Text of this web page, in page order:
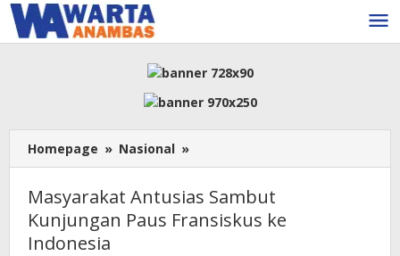
Lewati
ke
konten
Homepage » Nasional »
Antusias
Kunjungan
Paus
Masyarakat Antusias Sambut
Kunjungan Paus Fransiskus ke
Indonesia